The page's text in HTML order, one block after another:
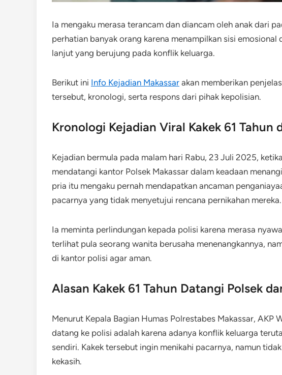
Ia mengaku merasa terancam dan diancam oleh anak dari
perhatian banyak orang karena menampilkan sisi emosional
lanjut yang berujung pada konflik keluarga.
Berikut ini Info Kejadian Makassar akan memberikan
tersebut, kronologi, serta respons dari pihak kepolisian.
Kronologi Kejadian Viral Kakek 61 Tahun
Kejadian bermula pada malam hari Rabu, 23 Juli 2025,
mendatangi kantor Polsek Makassar dalam keadaan
pria itu mengaku pernah mendapatkan ancaman
pacarnya yang tidak menyetujui rencana pernikahan mereka.
Ia meminta perlindungan kepada polisi karena merasa
terlihat pula seorang wanita berusaha menenangkannya,
di kantor polisi agar aman.
Alasan Kakek 61 Tahun Datangi Polsek
Menurut Kepala Bagian Humas Polrestabes Makassar, AKP
datang ke polisi adalah karena adanya konflik keluarga
sendiri. Kakek tersebut ingin menikahi pacarnya, namun
kekasih.